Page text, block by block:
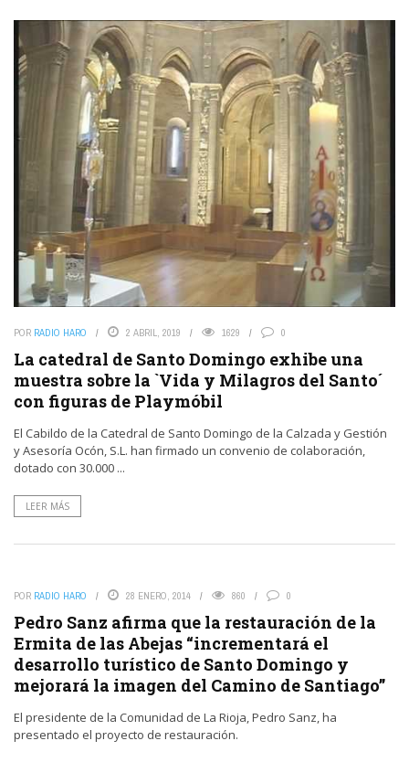
POR RADIO HARO 2 ABRIL, 2019 1629 0
La catedral de Santo Domingo exhibe una
muestra sobre la `Vida y Milagros del Santo´
con figuras de Playmóbil
El Cabildo de la Catedral de Santo Domingo de la Calzada y Gestión
y Asesoría Ocón, S.L. han firmado un convenio de colaboración,
dotado con 30.000 ...
LEER MÁS
POR RADIO HARO 28 ENERO, 2014 860 0
Pedro Sanz afirma que la restauración de la
Ermita de las Abejas “incrementará el
desarrollo turístico de Santo Domingo y
mejorará la imagen del Camino de Santiago”
El presidente de la Comunidad de La Rioja, Pedro Sanz, ha
presentado el proyecto de restauración.